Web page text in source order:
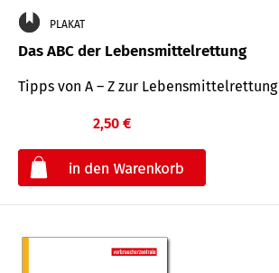
PLAKAT
Das ABC der Lebensmittelrettung
Tipps von A – Z zur Lebensmittelrettung
2,50 €